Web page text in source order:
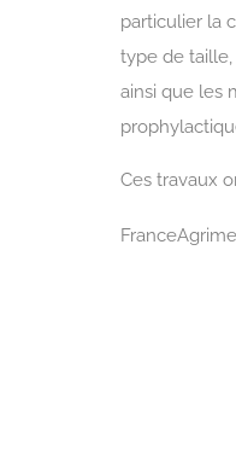
particulier la
type de taille,
ainsi que les
Ces travaux